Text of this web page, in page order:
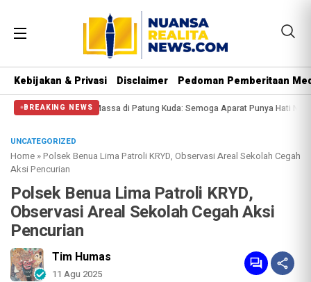
Kebijakan & Privasi Disclaimer Pedoman Pemberitaan
BREAKING NEWS
Massa di Patung Kuda: Semoga Aparat Punya Hati Nurani Massa
UNCATEGORIZED
Home »Polsek Benua Lima Patroli KRYD, Observasi Areal Sekolah Cegah
Aksi Pencurian
Polsek Benua Lima Patroli KRYD,
Observasi Areal Sekolah Cegah Aksi
Pencurian
Tim Humas
11 Agu 2025